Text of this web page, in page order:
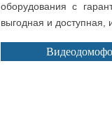
оборудования с
выгодная и доступная,